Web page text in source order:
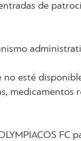
de
esté
medicamentos
FC